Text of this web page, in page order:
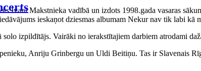
Ivara Makstnieka vadībā un izdots 1998.gada vasaras
ieskaņot dziesmas albumam Nekur nav tik labi kā
izpildītājs. Vairāki no ierakstītajiem darbiem atrodami
Anriju Grinbergu un Uldi Beitiņu. Tas ir Slavenais